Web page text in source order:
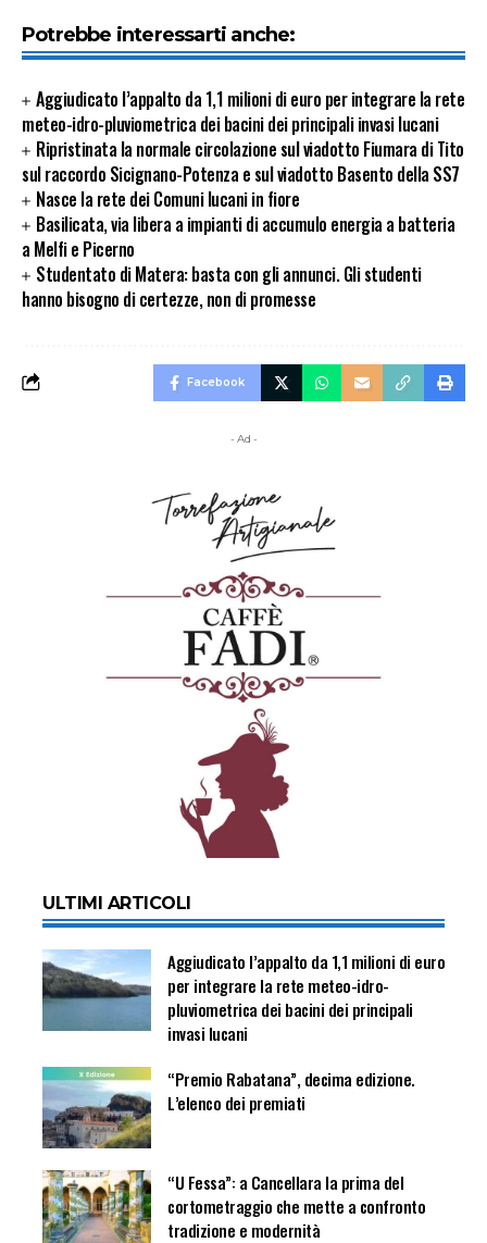
Potrebbe interessarti anche:
Aggiudicato l’appalto da 1,1 milioni di euro per integrare la rete
meteo-idro-pluviometrica dei bacini dei principali invasi lucani
Ripristinata la normale circolazione sul viadotto Fiumara di Tito
sul raccordo Sicignano-Potenza e sul viadotto Basento della SS7
Nasce la rete dei Comuni lucani in fiore
Basilicata, via libera a impianti di accumulo energia a batteria
a Melfi e Picerno
Studentato di Matera: basta con gli annunci. Gli studenti
hanno bisogno di certezze, non di promesse
Facebook
- Ad -
ULTIMI ARTICOLI
Aggiudicato l’appalto da 1,1 milioni di euro
per integrare la rete meteo-idro-
pluviometrica dei bacini dei principali
invasi lucani
“Premio Rabatana”, decima edizione.
L’elenco dei premiati
“U Fessa”: a Cancellara la prima del
cortometraggio che mette a confronto
tradizione e modernità